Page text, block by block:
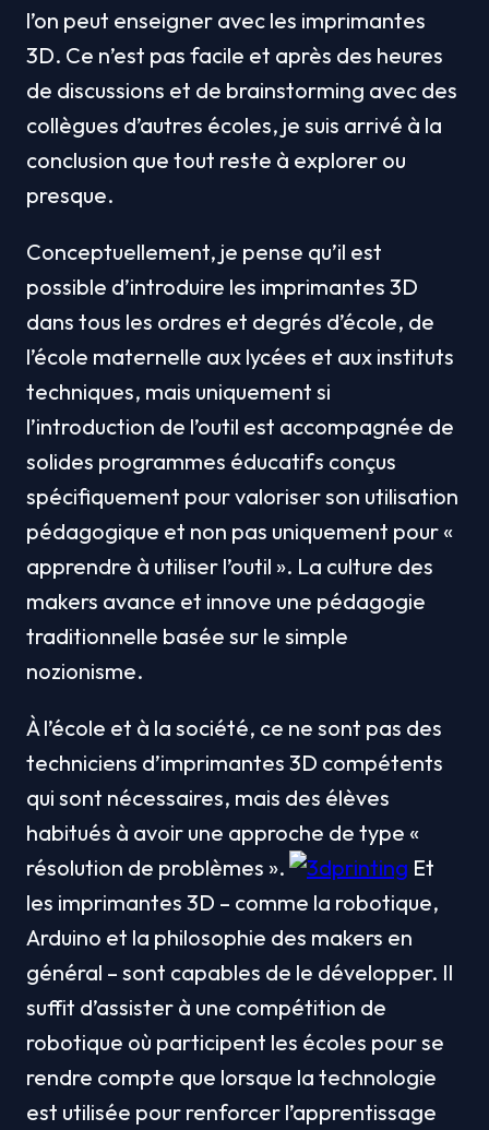
l’on peut enseigner avec les imprimantes
3D. Ce n’est pas facile et après des heures
de discussions et de brainstorming avec des
collègues d’autres écoles, je suis arrivé à la
conclusion que tout reste à explorer ou
presque.
Conceptuellement, je pense qu’il est
possible d’introduire les imprimantes 3D
dans tous les ordres et degrés d’école, de
l’école maternelle aux lycées et aux instituts
techniques, mais uniquement si
l’introduction de l’outil est accompagnée de
solides programmes éducatifs conçus
spécifiquement pour valoriser son utilisation
pédagogique et non pas uniquement pour «
apprendre à utiliser l’outil ». La culture des
makers avance et innove une pédagogie
traditionnelle basée sur le simple
nozionisme.
À l’école et à la société, ce ne sont pas des
techniciens d’imprimantes 3D compétents
qui sont nécessaires, mais des élèves
habitués à avoir une approche de type «
résolution de problèmes ».
Et
les imprimantes 3D – comme la robotique,
Arduino et la philosophie des makers en
général – sont capables de le développer. Il
suffit d’assister à une compétition de
robotique où participent les écoles pour se
rendre compte que lorsque la technologie
est utilisée pour renforcer l’apprentissage